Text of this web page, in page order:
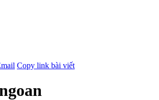
Copy link bài viết